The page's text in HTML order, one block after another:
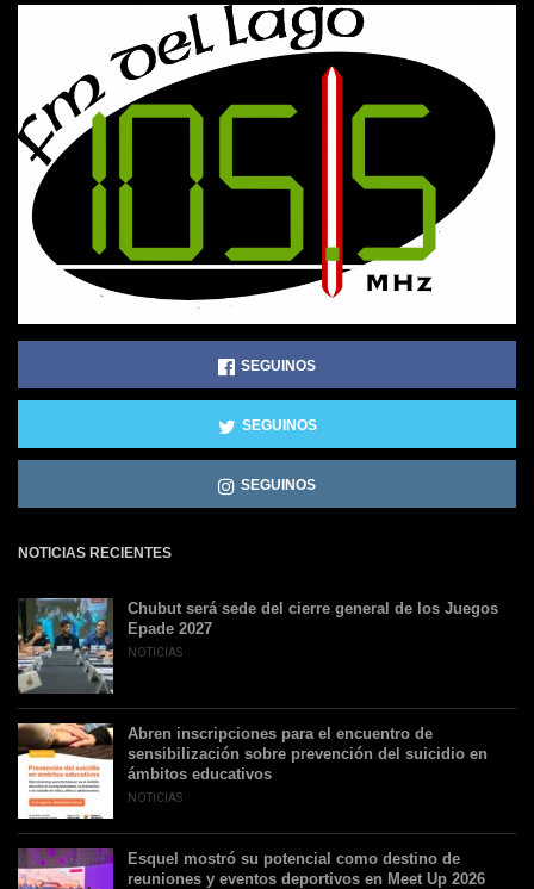
SEGUINOS
SEGUINOS
SEGUINOS
NOTICIAS RECIENTES
Chubut será sede del cierre general de los Juegos
Epade 2027
NOTICIAS
Abren inscripciones para el encuentro de
sensibilización sobre prevención del suicidio en
ámbitos educativos
NOTICIAS
Esquel mostró su potencial como destino de
reuniones y eventos deportivos en Meet Up 2026